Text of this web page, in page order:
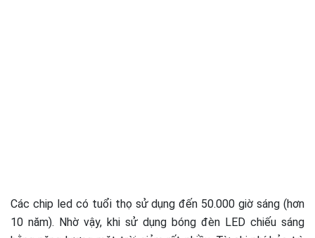
Các chip led có tuổi thọ sử dụng đến 50.000 giờ sáng (hơn
10 năm). Nhờ vậy, khi sử dụng bóng đèn LED chiếu sáng